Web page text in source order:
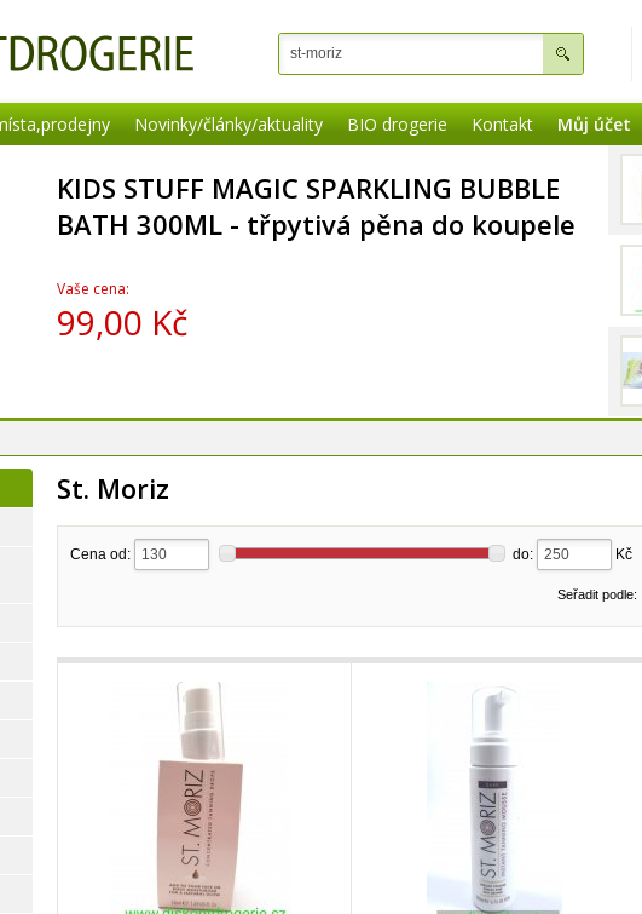
Novinky/články/aktuality BIO drogerie Kontakt Můj účet
KIDS STUFF MAGIC SPARKLING BUBBLE
BATH 300ML - třpytivá pěna do koupele
Vaše cena:
99,00 Kč
St. Moriz
Cena od: do: Kč
Seřadit podle: